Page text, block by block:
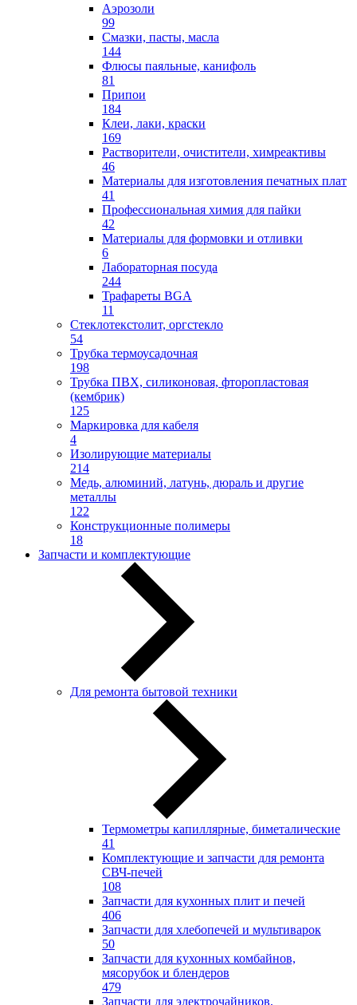
Аэрозоли
99
Смазки, пасты, масла
144
Флюсы паяльные, канифоль
81
Припои
184
Клеи, лаки, краски
169
Растворители, очистители, химреактивы
46
Материалы для изготовления печатных плат
41
Профессиональная химия для пайки
42
Материалы для формовки и отливки
6
Лабораторная посуда
244
Трафареты BGA
11
Стеклотекстолит, оргстекло
54
Трубка термоусадочная
198
Трубка ПВХ, силиконовая, фторопластовая
(кембрик)
125
Маркировка для кабеля
4
Изолирующие материалы
214
Медь, алюминий, латунь, дюраль и другие
металлы
122
Конструкционные полимеры
18
Запчасти и комплектующие
Для ремонта бытовой техники
Термометры капиллярные, биметалические
41
Комплектующие и запчасти для ремонта
СВЧ-печей
108
Запчасти для кухонных плит и печей
406
Запчасти для хлебопечей и мультиварок
50
Запчасти для кухонных комбайнов,
мясорубок и блендеров
479
Запчасти для электрочайников,